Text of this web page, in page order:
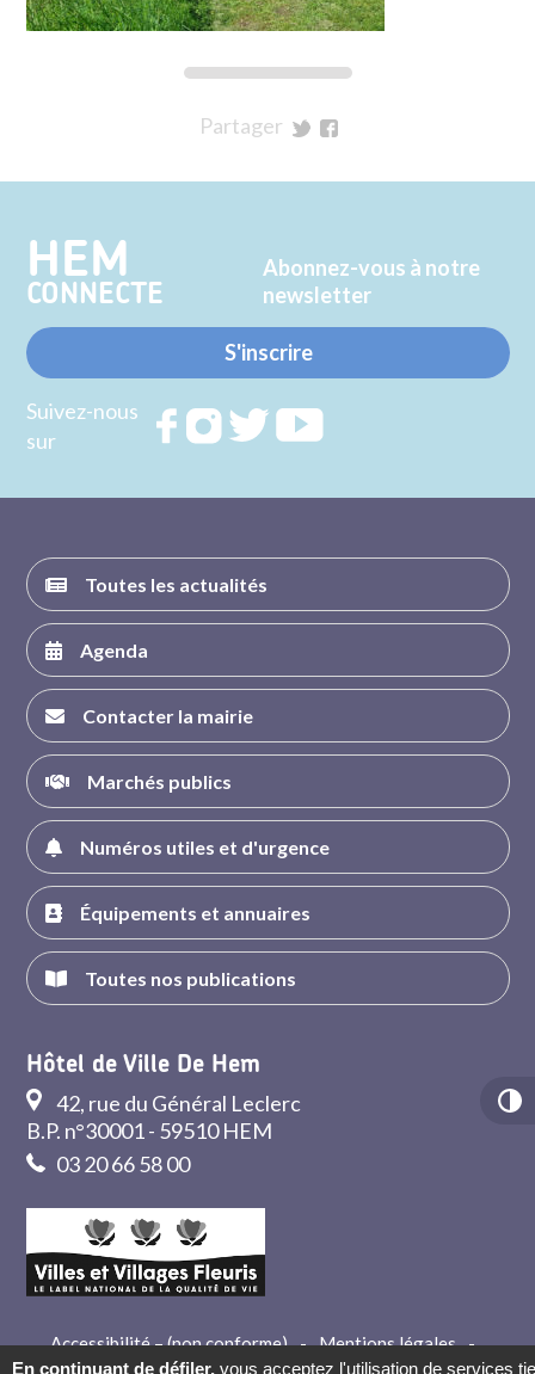
Partager
Twitter
Facebook
HEM
CONNECTE
Abonnez-vous à notre
newsletter
S'inscrire
Suivez-nous
sur
RejoignezRejoignezRejoignez
Toutes les actualités
Agenda
Contacter la mairie
Marchés publics
Numéros utiles et d'urgence
Équipements et annuaires
Toutes nos publications
Hôtel de Ville De Hem
42, rue du Général Leclerc
B.P. n°30001 - 59510 HEM
03 20 66 58 00
Accessibilité – (non conforme) - Mentions légales -
Crédits
- Contact
En continuant de défiler, vous acceptez l'utilisation de services